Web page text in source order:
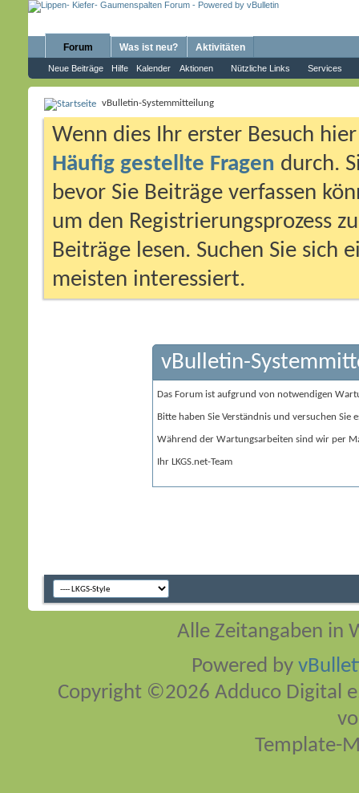
Forum
Neue Beiträge Hilfe Kalender Aktionen Nützliche Links Services
Was ist neu? Aktivitäten
vBulletin-Systemmitteilung
Wenn dies Ihr erster Besuch
Häufig gestellte Fragen durch.
bevor Sie Beiträge verfassen
um den Registrierungsprozess
Beiträge lesen. Suchen Sie sich
meisten interessiert.
vBulletin-
Das Forum ist aufgrund von notwendigen
Bitte haben Sie Verständnis und versuchen Sie
Während der Wartungsarbeiten sind wir per
Ihr LKGS.net-Team
Alle Zeitangaben in
Powered by
Copyright ©2026 Adduco Digital
Template-